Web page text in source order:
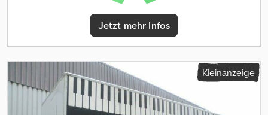
Jetzt mehr Infos
Kleinanzeige